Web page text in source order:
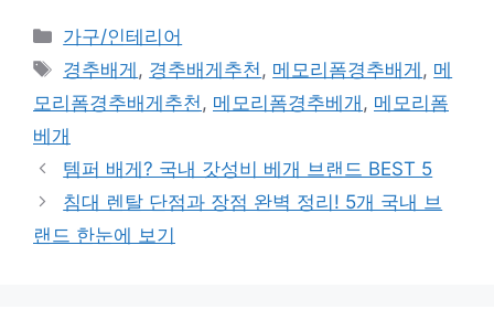
Categories
가구/인테리어
Tags
경추배게 , 경추배게추천 , 메모리폼경추배게 , 메
모리폼경추배게추천 , 메모리폼경추베개 , 메모리폼
베개
템퍼 배게? 국내 갓성비 베개 브랜드 BEST 5
침대 렌탈 단점과 장점 완벽 정리! 5개 국내 브
랜드 한눈에 보기